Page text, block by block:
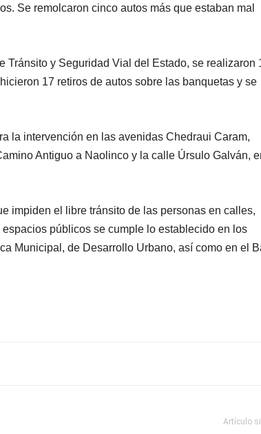
Se remolcaron cinco autos más que estaban mal
Tránsito y Seguridad Vial del Estado, se realizaron
17 retiros de autos sobre las banquetas y se
la intervención en las avenidas Chedraui Caram,
Antiguo a Naolinco y la calle Úrsulo Galván,
impiden el libre tránsito de las personas en calles,
públicos se cumple lo establecido en los
Municipal, de Desarrollo Urbano, así como en el
Artículo